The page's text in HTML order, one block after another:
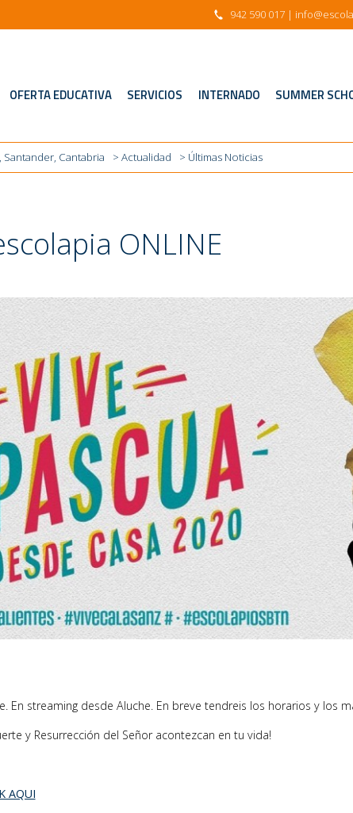
942 590 017 |
OFERTA EDUCATIVA SERVICIOS INTERNADO SUMMER
Cantabria > Actualidad > Últimas Noticias
> Últimas Noticias
ONLINE
En streaming desde Aluche. En breve tendreis los horarios y los
y Resurrección del Señor acontezcan en tu vida!
AQUI